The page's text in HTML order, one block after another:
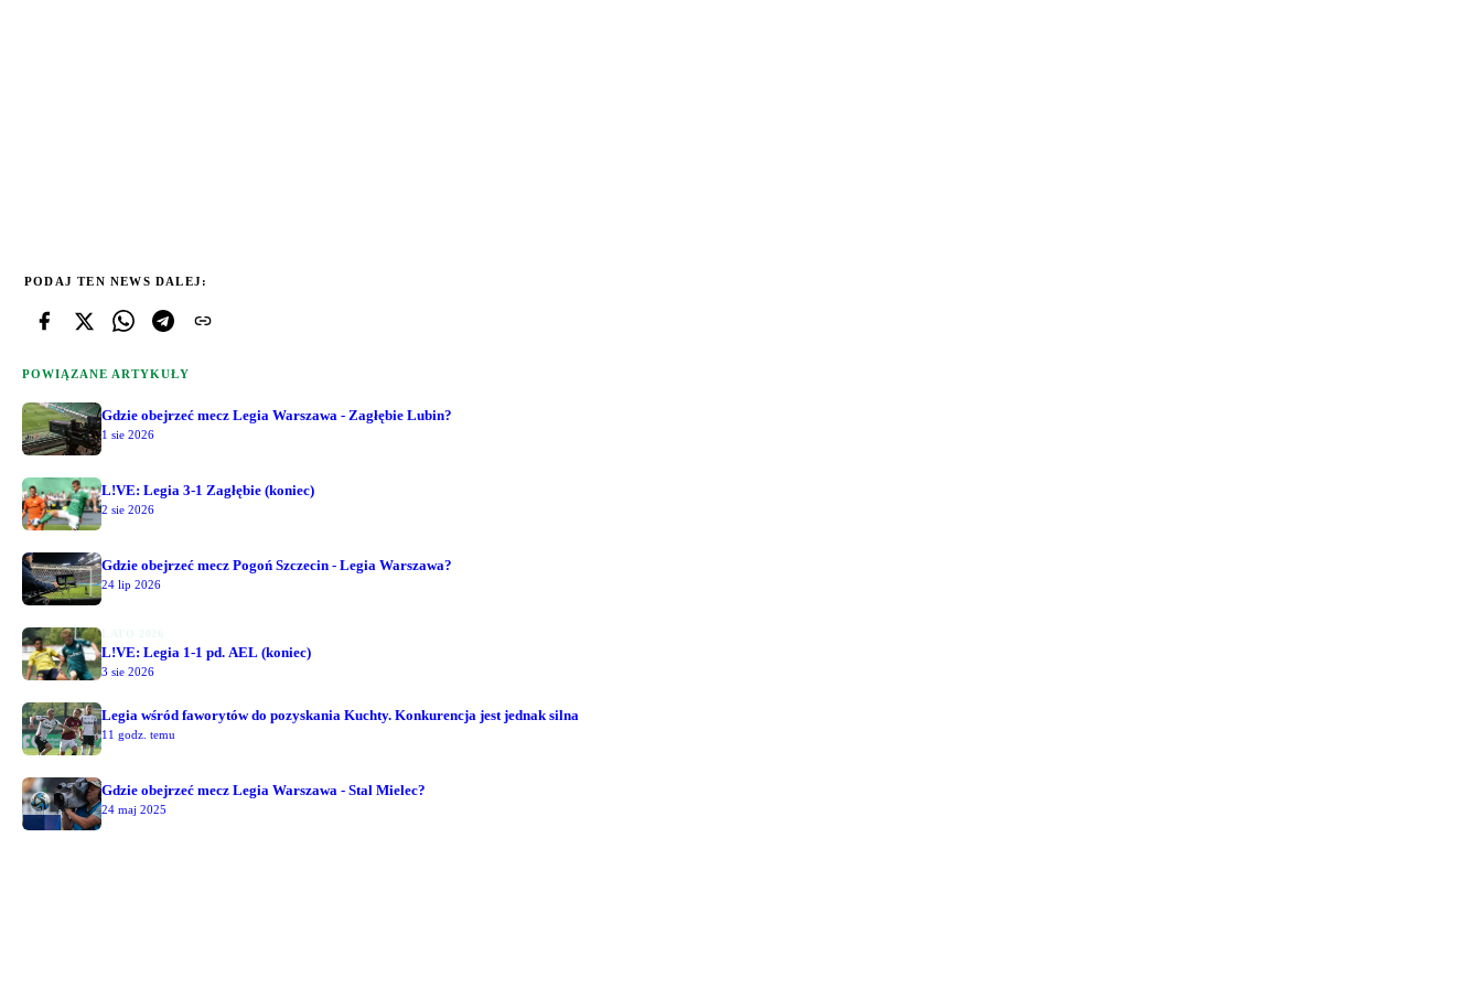
PODAJ TEN NEWS DALEJ:
POWIĄZANE ARTYKUŁY
Gdzie obejrzeć mecz Legia Warszawa - Zagłębie Lubin?
1 sie 2026
L!VE: Legia 3-1 Zagłębie (koniec)
2 sie 2026
Gdzie obejrzeć mecz Pogoń Szczecin - Legia Warszawa?
24 lip 2026
L!VE: Legia 1-1 pd. AEL (koniec)
3 sie 2026
Legia wśród faworytów do pozyskania Kuchty. Konkurencja jest jednak silna
11 godz. temu
Gdzie obejrzeć mecz Legia Warszawa - Stal Mielec?
24 maj 2025